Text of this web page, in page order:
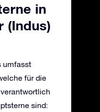
in
(Indus)
umfasst
für die
sind: